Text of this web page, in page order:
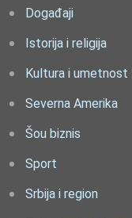
Događaji
Istorija i religija
Kultura i umetnost
Severna Amerika
Šou biznis
Sport
Srbija i region